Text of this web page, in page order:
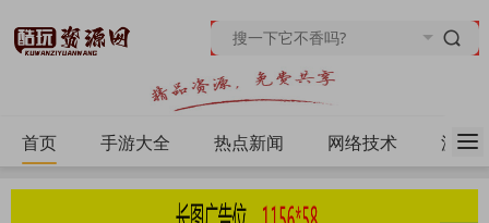
首页 手游大全 热点新闻 网络技术 源码